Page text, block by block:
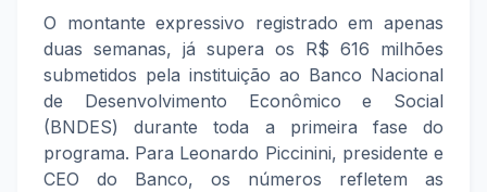
O montante expressivo registrado em apenas
duas semanas, já supera os R$ 616 milhões
submetidos pela instituição ao Banco Nacional
de Desenvolvimento Econômico e Social
(BNDES) durante toda a primeira fase do
programa. Para Leonardo Piccinini, presidente e
CEO do Banco, os números refletem as